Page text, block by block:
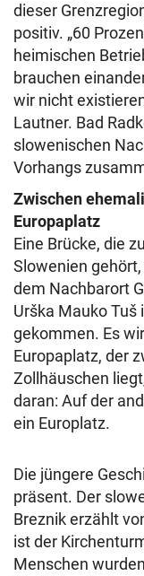
dieser
positiv. „60
heimischen
brauchen
wir nicht
Lautner. Bad
slowenischen
Vorhangs
Zwischen
Europaplatz
Eine Brücke, die
Slowenien
dem Nachbarort
Urška Mauko
gekommen. Es
Europaplatz, der
Zollhäuschen
daran: Auf der
ein Europlatz.
Die jüngere
präsent. Der
Breznik erzählt
ist der
Menschen